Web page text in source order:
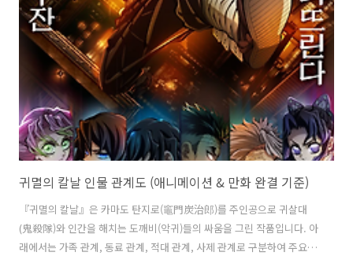
쿠니 요리이치가 창시했고, 후에 여러 하위 호흡으로 분화되었다 ￼. 13개
의 형으로 이루어지며, 13번째 형은 모든 형을 연속 구사하여 무잔을 쓰
러뜨리기 위해 만들어졌다 ￼. 약 400년 전 요리이치가 이 호흡으로 무..
귀멸의 칼날 인물 관계도 (애니메이션 & 만화 완결 기준)
『귀멸의 칼날』은 카마도 탄지로(竈門炭治郎)를 주인공으로 귀살대
(鬼殺隊)와 인간을 해치는 도깨비(악귀)들의 싸움을 그린 작품입니다. 아
래에서는 가족 관계, 동료 관계, 적대 관계, 사제 관계로 구분하여 주요